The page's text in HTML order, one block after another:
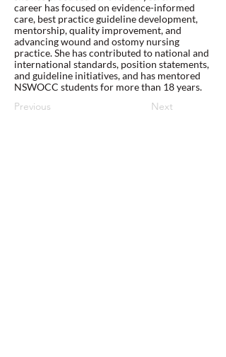
career has focused on evidence-informed
care, best practice guideline development,
mentorship, quality improvement, and
advancing wound and ostomy nursing
practice. She has contributed to national and
international standards, position statements,
and guideline initiatives, and has mentored
NSWOCC students for more than 18 years.
Previous Next